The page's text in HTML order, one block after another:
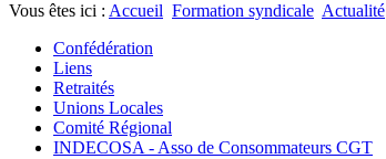
Vous êtes ici : Accueil Formation syndicale Actualité
Confédération
Liens
Retraités
Unions Locales
Comité Régional
INDECOSA - Asso de Consommateurs CGT